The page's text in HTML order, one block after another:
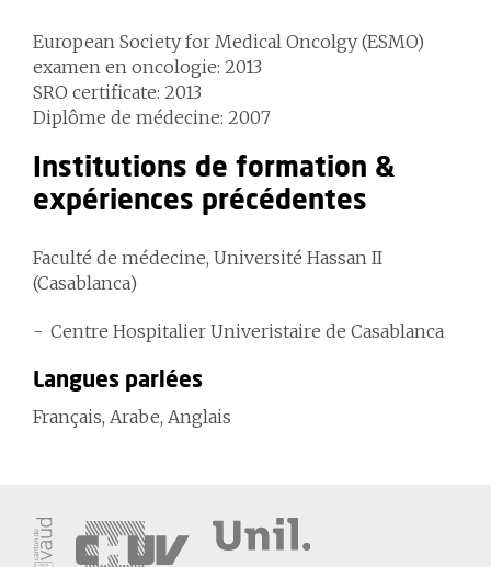
European Society for Medical Oncolgy (ESMO)
examen en oncologie: 2013
SRO certificate: 2013
Diplôme de médecine: 2007
Institutions de formation &
expériences précédentes
Faculté de médecine, Université Hassan II
(Casablanca)
Centre Hospitalier Univeristaire de Casablanca
Langues parlées
Français, Arabe, Anglais